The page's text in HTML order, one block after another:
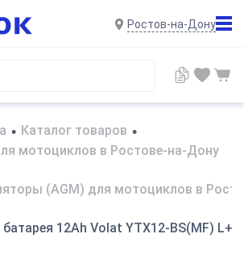
Ростов-на-Дону
• Каталог товаров •
мотоциклов в Ростове-на-Дону
(AGM) для мотоциклов в
12Ah Volat YTX12-BS(MF) L+